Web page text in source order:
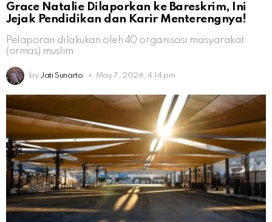
Grace Natalie Dilaporkan ke Bareskrim, Ini
Jejak Pendidikan dan Karir Menterengnya!
Pelaporan dilakukan oleh 40 organisasi masyarakat
(ormas) muslim
by Jati Sunarto May 7, 2026, 4:14 pm